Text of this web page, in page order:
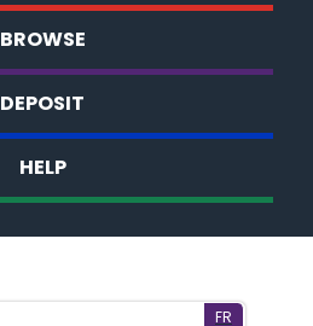
BROWSE
DEPOSIT
HELP
FR